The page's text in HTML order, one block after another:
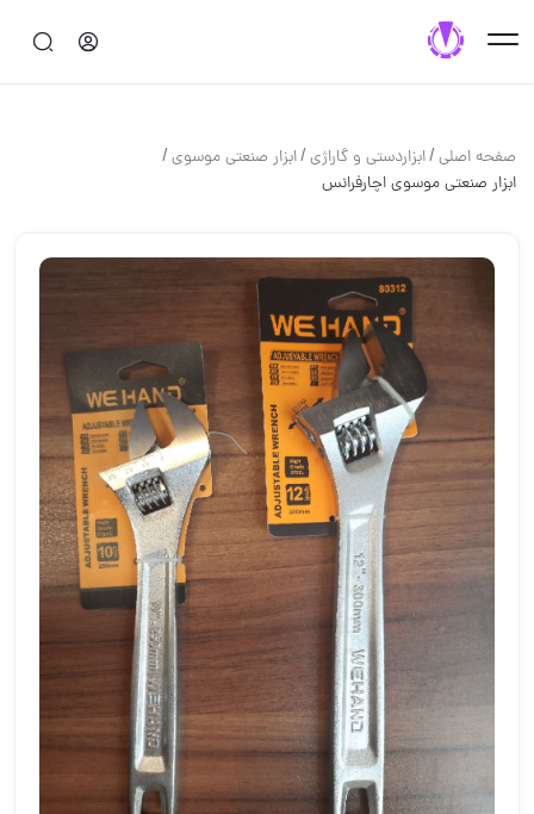
صفحه اصلی/ابزاردستی و گاراژی/ابزار صنعتی موسوی/
️️️ابزار صنعتی موسوی️️️ اچارفرانس